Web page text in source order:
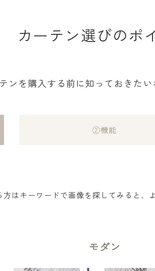
カーテン選びのポ
ンを購入する前に知っておきたい
②機能
はキーワードで画像を探してみると
モダン